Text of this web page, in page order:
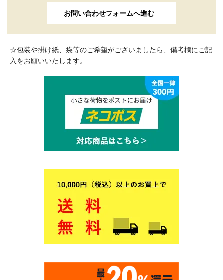
お問い合わせフォームへ進む
☆包装や掛け紙、袋等のご希望がございましたら、備考欄にご記
入をお願いいたします。